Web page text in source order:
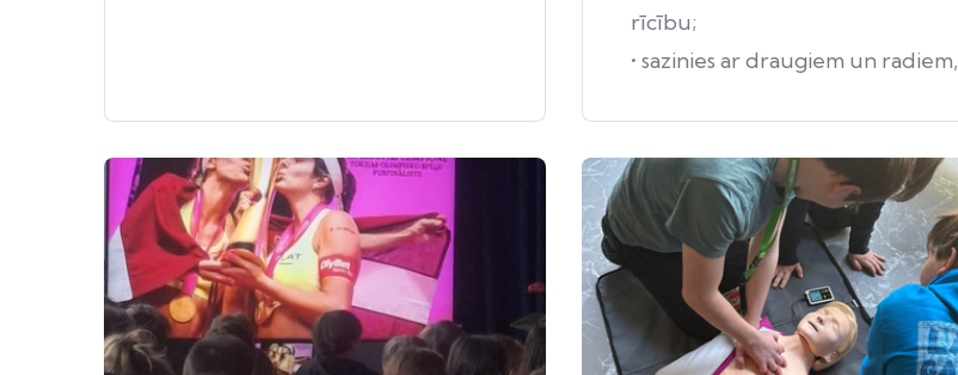
rīcību;
• sazinies ar draugiem un radiem,
pārliecinies, ka viņi ir informēti
par apdraudējumu.